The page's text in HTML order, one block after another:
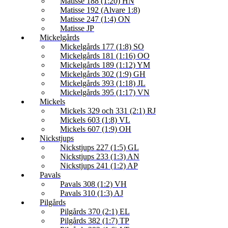
Matisse 192 (Alvare 1:8)
Matisse 247 (1:4) ON
Matisse JP
Mickelgårds
Mickelgårds 177 (1:8) SO
Mickelgårds 181 (1:16) OO
Mickelgårds 189 (1:12) YM
Mickelgårds 302 (1:9) GH
Mickelgårds 393 (1:18) JL
Mickelgårds 395 (1:17) VN
Mickels
Mickels 329 och 331 (2:1) RJ
Mickels 603 (1:8) VL
Mickels 607 (1:9) OH
Nickstjups
Nickstjups 227 (1:5) GL
Nickstjups 233 (1:3) AN
Nickstjups 241 (1:2) AP
Pavals
Pavals 308 (1:2) VH
Pavals 310 (1:3) AJ
Pilgårds
Pilgårds 370 (2:1) EL
Pilgårds 382 (1:7) TP